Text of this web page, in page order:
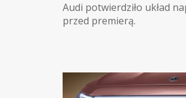
Audi potwierdziło układ
przed premierą.